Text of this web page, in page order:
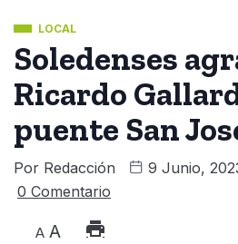
LOCAL
Soledenses
Ricardo
puente San
Por Redacción 9 Junio,
0 Comentario
A A